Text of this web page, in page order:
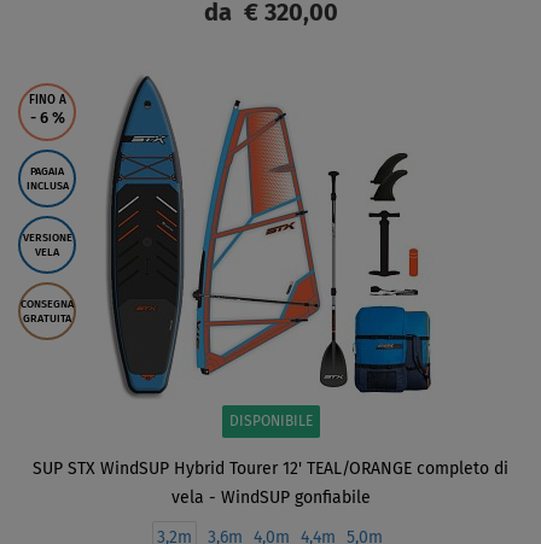
da € 320,00
FINO A
- 6 %
PAGAIA
INCLUSA
VERSIONE
VELA
CONSEGNA
GRATUITA
DISPONIBILE
SUP STX WindSUP Hybrid Tourer 12' TEAL/ORANGE completo di
vela - WindSUP gonfiabile
3,2m 3,6m 4,0m 4,4m 5,0m